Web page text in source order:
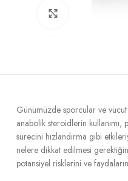
Günümüzde sporcular ve vücut
anabolik steroidlerin
sürecini hızlandırma gibi
nelere dikkat edilmesi
potansiyel risklerini ve